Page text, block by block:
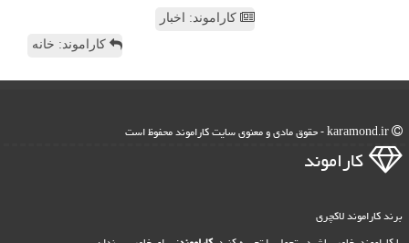
کاراموند: اخبار
کاراموند: خانه
كاراموند
برند کاراموند لاکچری